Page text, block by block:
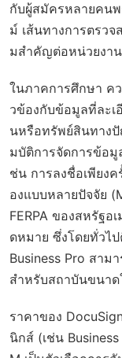
กับผู้สมัครหลายคน
ม์ เส้นทางการตรว
มสำคัญต่อหน่วยงา
ในภาคการศึกษา ค
วข้องกับข้อมูลที่ละเ
นหรือทรัพย์สินทาง
มบัติการจัดการข้อมู
ช่น การลงชื่อเพียงค
องแบบหลายปัจจัย
FERPA ของสหรัฐอ
ดหมาย ซึ่งโดยทั่วไ
Business Pro สาม
สำหรับสถาบันขนา
ราคาของ
นิกส์ (เช่น